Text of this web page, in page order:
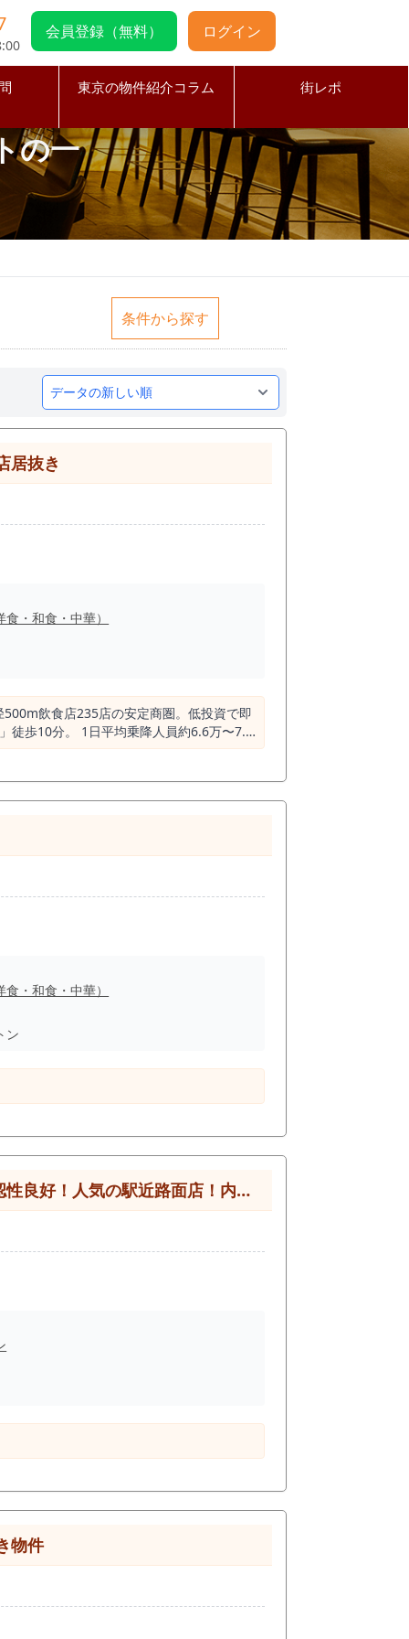
会員登録（無料） ログイン
東京の物件紹介コラム 街レポ
の一
条件から探す
居抜き
食・和食・中華）
飲食店235店の安定商圏。低投資で即
エリアです。 その田無駅徒歩圏内で、 1階
小箱高回転モデルや専
食・和食・中華）
ン
駅近路面店！内装綺麗な居抜き物件
物件